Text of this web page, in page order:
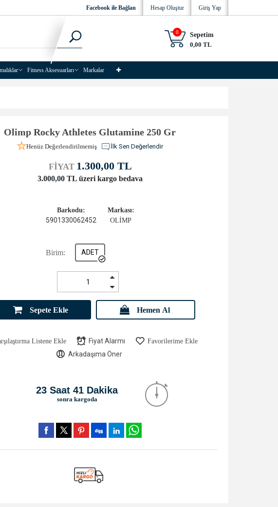
Giriş Yap
Hesap Oluştur
Facebook ile Bağlan
0
Sepetim
0,00 TL
Fitness Aksesuarları Markalar
Olimp Rocky Athletes Glutamine 250 Gr
Henüz Değerlendirilmemiş İlk Sen Değerlendir
FİYAT 1.300,00 TL
3.000,00 TL üzeri kargo bedava
Barkodu:
5901330062452
Markası:
OLİMP
Birim: ADET
Sepete Ekle Hemen Al
Listene Ekle Fiyat Alarmı Favorilerime Ekle
Arkadaşıma Öner
23 Saat 41 Dakika
sonra kargoda